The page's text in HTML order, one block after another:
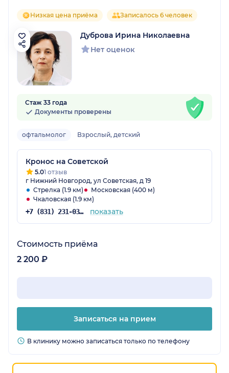
Низкая цена приёма Записалось 6 человек
Дуброва Ирина Николаевна
Нет оценок
Стаж 33 года
Документы проверены
офтальмолог Взрослый, детский
Кронос на Советской
5.01 отзыв
г Нижний Новгород, ул Советская, д 19
Стрелка (1.9 км)
Московская (400 м)
Чкаловская (1.9 км)
+7 (831) 231-03-90 показать
Стоимость приёма
2 200 ₽
Записаться на прием
В клинику можно записаться только по телефону